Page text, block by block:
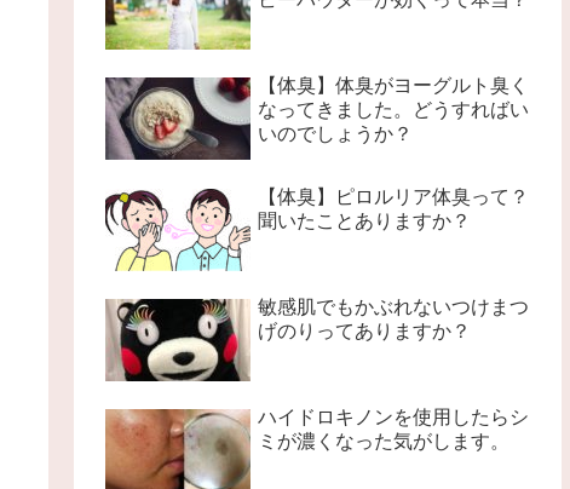
【体臭】体臭がヨーグルト臭く
なってきました。どうすればい
いのでしょうか？
【体臭】ピロルリア体臭って？
聞いたことありますか？
敏感肌でもかぶれないつけまつ
げのりってありますか？
ハイドロキノンを使用したらシ
ミが濃くなった気がします。